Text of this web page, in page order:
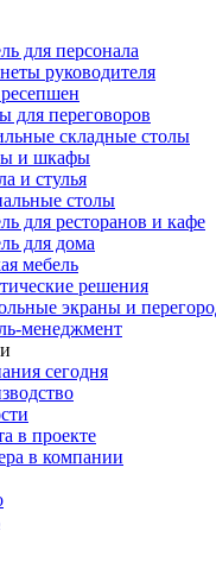
для персонала
руководителя
для переговоров
складные столы
и шкафы
и стулья
столы
для ресторанов и кафе
для дома
мебель
решения
экраны и
менеджмент
сегодня
в проекте
в компании